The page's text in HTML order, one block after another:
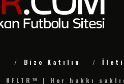
Bize Katılın
NFLTR™ | Her hakkı